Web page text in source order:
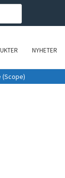
NYHETER
(Scope)